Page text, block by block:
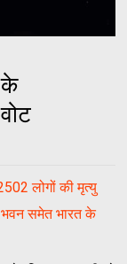
के
लोगों की मृत्यु
भवन समेत भारत के